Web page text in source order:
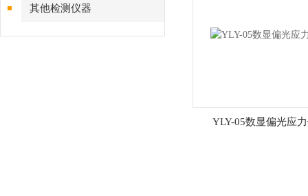
其他检测仪器
YLY-05数显偏光应